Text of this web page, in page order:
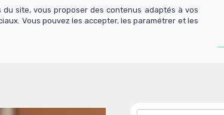
site, vous proposer des contenus adaptés à vos
Vous pouvez les accepter, les paramétrer et les